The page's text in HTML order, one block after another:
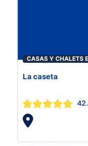
CASAS Y CHALETS
La caseta